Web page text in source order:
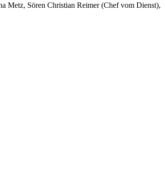
Metz, Sören Christian Reimer (Chef vom Dienst),